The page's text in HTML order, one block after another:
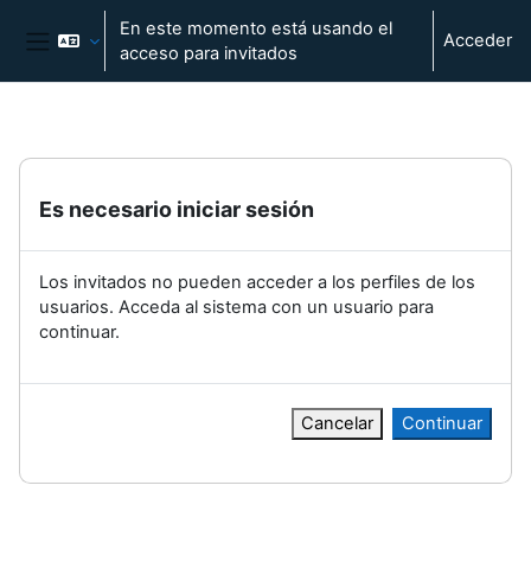
Salta al contenido principal
Panel lateral
En este momento está usando el
acceso para invitados
Acceder
Es necesario iniciar sesión
Los invitados no pueden acceder a los perfiles de los
usuarios. Acceda al sistema con un usuario para
continuar.
Cancelar Continuar